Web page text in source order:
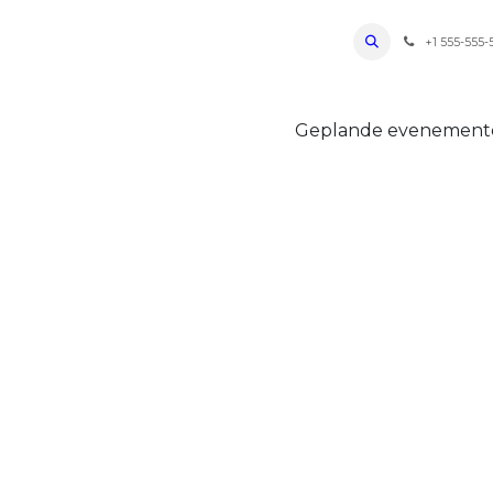
Bevoorradingen FAQ+1 555-555-
Geplande